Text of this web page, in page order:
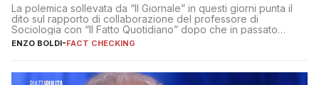
La polemica sollevata da “Il Giornale” in questi giorni punta il
dito sul rapporto di collaborazione del professore di
Sociologia con “Il Fatto Quotidiano” dopo che in passato
erano volati stracci
ENZO BOLDI-FACT CHECKING